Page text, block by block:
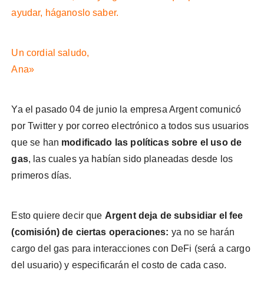
ayudar, háganoslo saber.
Un cordial saludo,
Ana»
Ya el pasado 04 de junio la empresa Argent comunicó
por Twitter y por correo electrónico a todos sus usuarios
que se han modificado las políticas sobre el uso de
gas, las cuales ya habían sido planeadas desde los
primeros días.
Esto quiere decir que Argent deja de subsidiar el fee
(comisión) de ciertas operaciones: ya no se harán
cargo del gas para interacciones con DeFi (será a cargo
del usuario) y especificarán el costo de cada caso.